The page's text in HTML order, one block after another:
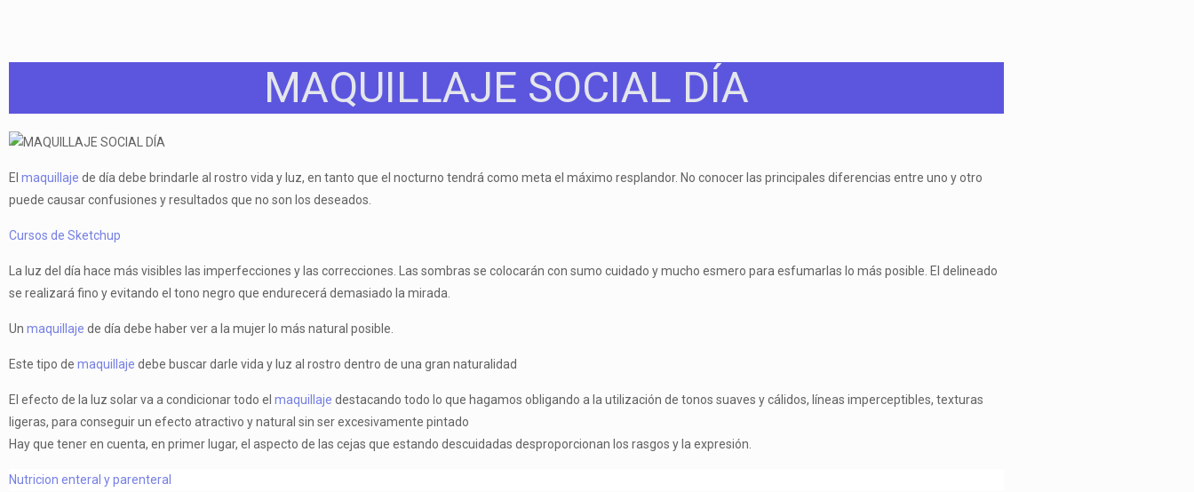
MAQUILLAJE SOCIAL DÍA
El maquillaje de día debe brindarle al rostro vida y luz, en tanto que el nocturno tendrá como meta el máximo resplandor. No conocer las principales diferencias entre uno y otro
puede causar confusiones y resultados que no son los deseados.
Cursos de Sketchup
La luz del día hace más visibles las imperfecciones y las correcciones. Las sombras se colocarán con sumo cuidado y mucho esmero para esfumarlas lo más posible. El delineado
se realizará fino y evitando el tono negro que endurecerá demasiado la mirada.
Un maquillaje de día debe haber ver a la mujer lo más natural posible.
Este tipo de maquillaje debe buscar darle vida y luz al rostro dentro de una gran naturalidad
El efecto de la luz solar va a condicionar todo el maquillaje destacando todo lo que hagamos obligando a la utilización de tonos suaves y cálidos, líneas imperceptibles, texturas
ligeras, para conseguir un efecto atractivo y natural sin ser excesivamente pintado
Hay que tener en cuenta, en primer lugar, el aspecto de las cejas que estando descuidadas desproporcionan los rasgos y la expresión.
Nutricion enteral y parenteral